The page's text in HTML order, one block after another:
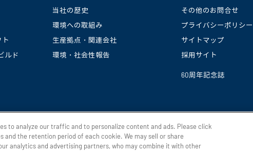
ルド
当社の歴史
環境への取組み
生産拠点・関連会社
環境・社会性報告
その他のお問合せ
プライバシーポリシー
サイトマップ
採用サイト
60周年記念誌
to analyze our traffic and to personalize content and ads. Please click
and the retention period of each cookie. We may sell or share
analytics and advertising partners, who may combine it with other